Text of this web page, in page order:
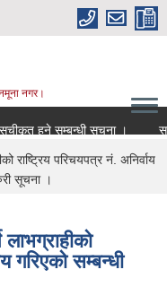
नगर।
विषय विज्ञमा सुचीकृत हुने सम्बन्धी सूचना ।
राष्ट्रिय परिचयपत्र नं. अनिर्वाय
सूचना ।
लाभग्राहीको
गरिएको सम्बन्धी